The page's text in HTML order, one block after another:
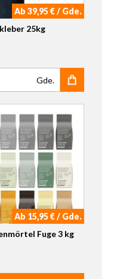
Ab 39,95 € / Gde.
25kg
Fliesenkleber 25kg
Gde.
Ab 15,95 € / Gde.
Fuge 3 kg